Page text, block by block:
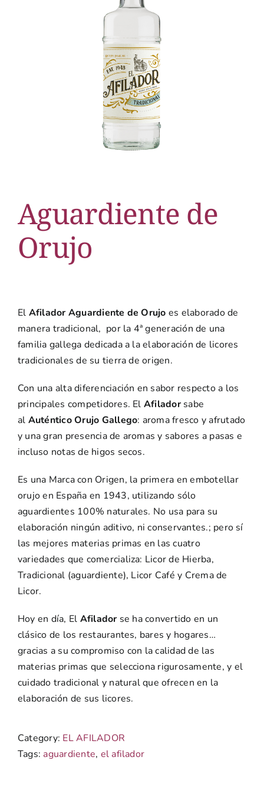
Aguardiente de
Orujo
El Afilador Aguardiente de Orujo es elaborado de
manera tradicional, por la 4ª generación de una
familia gallega dedicada a la elaboración de licores
tradicionales de su tierra de origen.
Con una alta diferenciación en sabor respecto a los
principales competidores. El Afiladorsabe
al Auténtico Orujo Gallego: aroma fresco y afrutado
y una gran presencia de aromas y sabores a pasas e
incluso notas de higos secos.
Es una Marca con Origen, la primera en embotellar
orujo en España en 1943, utilizando sólo
aguardientes 100% naturales. No usa para su
elaboración ningún aditivo, ni conservantes.; pero sí
las mejores materias primas en las cuatro
variedades que comercializa: Licor de Hierba,
Tradicional (aguardiente), Licor Café y Crema de
Licor.
Hoy en día, El Afilador se ha convertido en un
clásico de los restaurantes, bares y hogares…
gracias a su compromiso con la calidad de las
materias primas que selecciona rigurosamente, y el
cuidado tradicional y natural que ofrecen en la
elaboración de sus licores.
Category: EL AFILADOR
Tags: aguardiente, el afilador